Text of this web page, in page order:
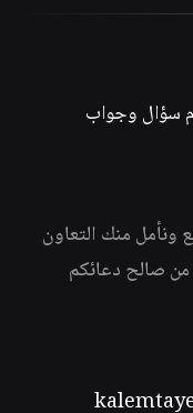
سؤال وجواب
ونأمل منك التعاون
من صالح دعائكم